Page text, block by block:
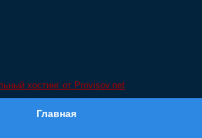
Главная